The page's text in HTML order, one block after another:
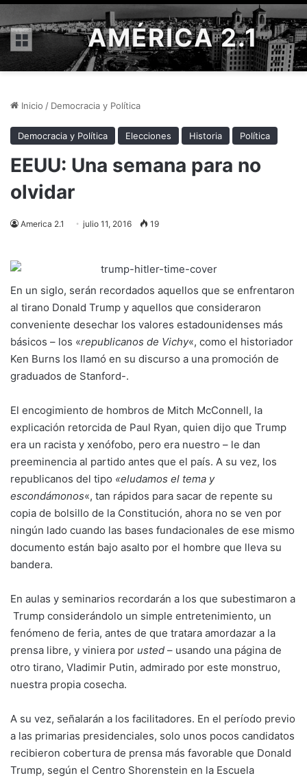
Menú AMÉRICA 2.1
Inicio / Democracia y Política
Democracia y Política Elecciones Historia Política
EEUU: Una semana para no
olvidar
America 2.1 julio 11, 2016 19
En un siglo, serán recordados aquellos que se enfrentaron
al tirano Donald Trump y aquellos que consideraron
conveniente desechar los valores estadounidenses más
básicos – los «republicanos de Vichy«, como el historiador
Ken Burns los llamó en su discurso a una promoción de
graduados de Stanford-.
El encogimiento de hombros de Mitch McConnell, la
explicación retorcida de Paul Ryan, quien dijo que Trump
era un racista y xenófobo, pero era nuestro – le dan
preeminencia al partido antes que el país. A su vez, los
republicanos del tipo «eludamos el tema y
escondámonos«, tan rápidos para sacar de repente su
copia de bolsillo de la Constitución, ahora no se ven por
ningún lado cuando las bases fundacionales de ese mismo
documento están bajo asalto por el hombre que lleva su
bandera.
En aulas y seminarios recordarán a los que subestimaron a
Trump considerándolo un simple entretenimiento, un
fenómeno de feria, antes de que tratara amordazar a la
prensa libre, y viniera por usted – usando una página de
otro tirano, Vladimir Putin, admirado por este monstruo,
nuestra propia cosecha.
A su vez, señalarán a los facilitadores. En el período previo
a las primarias presidenciales, solo unos pocos candidatos
recibieron cobertura de prensa más favorable que Donald
Trump, según el Centro Shorenstein en la Escuela